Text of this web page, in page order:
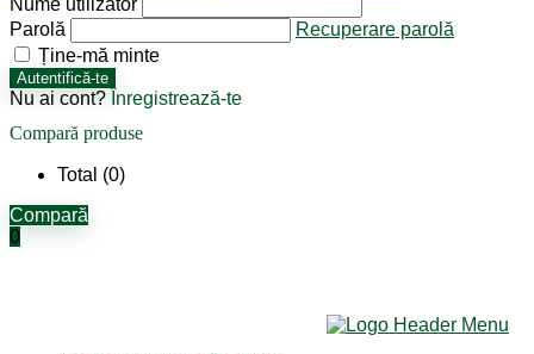
Nume utilizator
Parolă
Recuperare parolă
Ține-mă minte
Autentifică-te
Nu ai cont? Înregistrează-te
Compară produse
Total (0)
Compară
0